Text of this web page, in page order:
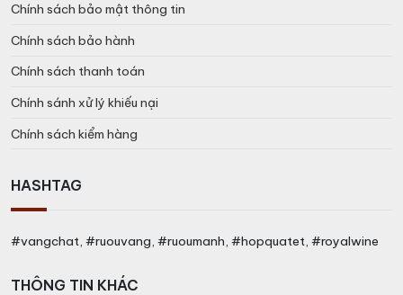
Chính sách bảo mật thông tin
Chính sách bảo hành
Chính sách thanh toán
Chính sánh xử lý khiếu nại
Chính sách kiểm hàng
HASHTAG
#vangchat, #ruouvang, #ruoumanh, #hopquatet, #royalwine
THÔNG TIN KHÁC